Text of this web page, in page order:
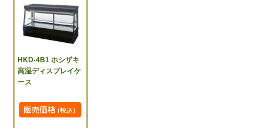
HKD-4B1 ホシザキ
高湿ディスプレイケ
ース